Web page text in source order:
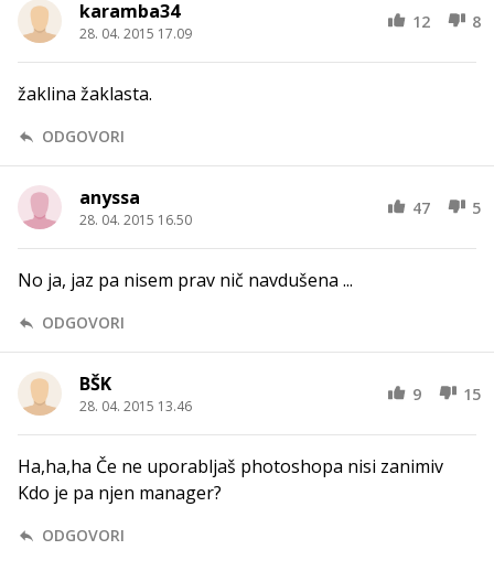
karamba34
28. 04. 2015 17.09
12 8
žaklina žaklasta.
ODGOVORI
anyssa
28. 04. 2015 16.50
47 5
No ja, jaz pa nisem prav nič navdušena ...
ODGOVORI
BŠK
28. 04. 2015 13.46
9 15
Ha,ha,ha Če ne uporabljaš photoshopa nisi zanimiv
Kdo je pa njen manager?
ODGOVORI